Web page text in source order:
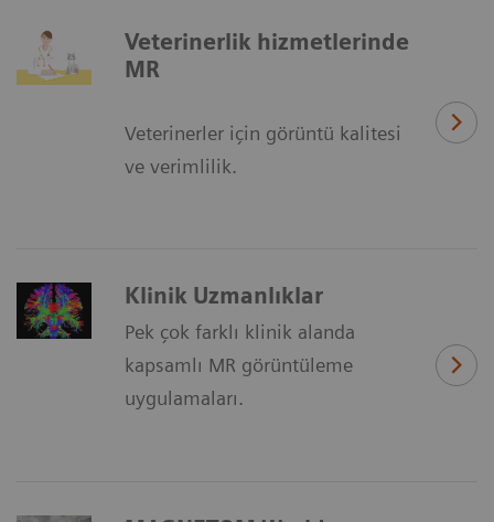
Veterinerlik hizmetlerinde
MR
Veterinerler için görüntü kalitesi
ve verimlilik.
Klinik Uzmanlıklar
Pek çok farklı klinik alanda
kapsamlı MR görüntüleme
uygulamaları.